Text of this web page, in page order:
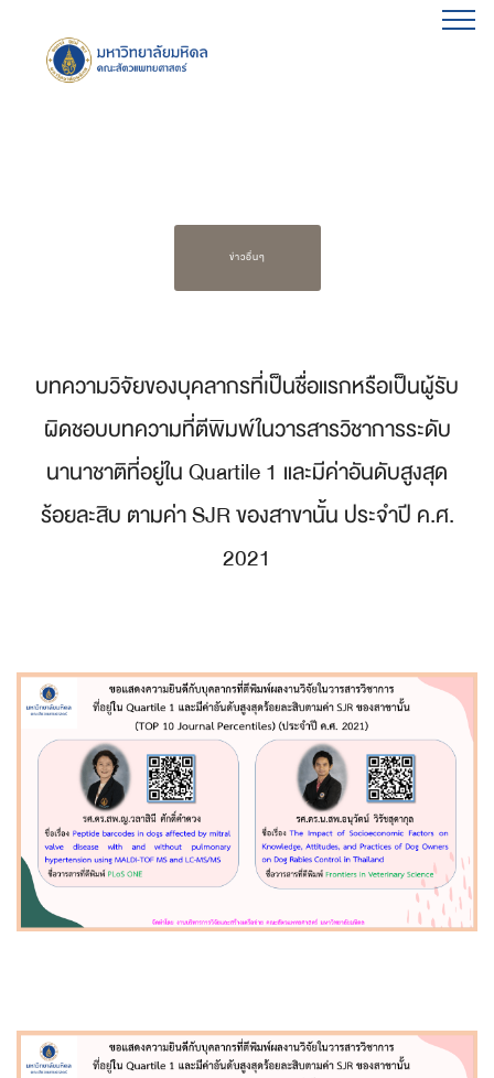
ข่าวอื่นๆ
บทความวิจัยของบุคลากรที่เป็นชื่อแรกหรือเป็นผู้รับ
ผิดชอบบทความที่ตีพิมพ์ในวารสารวิชาการระดับ
นานาชาติที่อยู่ใน Quartile 1 และมีค่าอันดับสูงสุด
ร้อยละสิบ ตามค่า SJR ของสาขานั้น ประจําปี ค.ศ.
2021